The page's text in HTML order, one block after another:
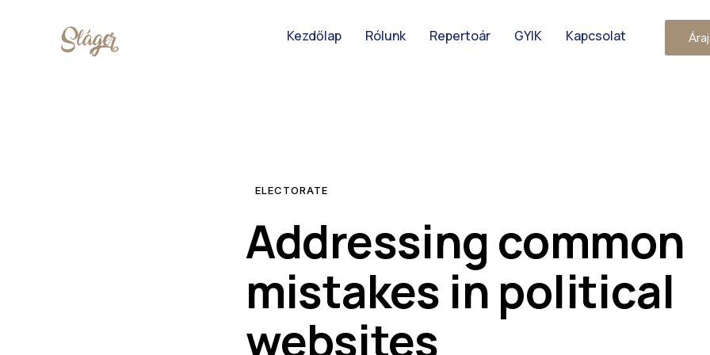
Kezdőlap Rólunk Repertoár GYIK Kapcsolat
ELECTORATE
Addressing common
mistakes in political
websites